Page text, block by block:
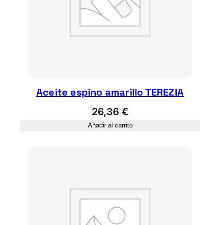
Aceite espino amarillo TEREZIA
26,36 €
Añadir al carrito